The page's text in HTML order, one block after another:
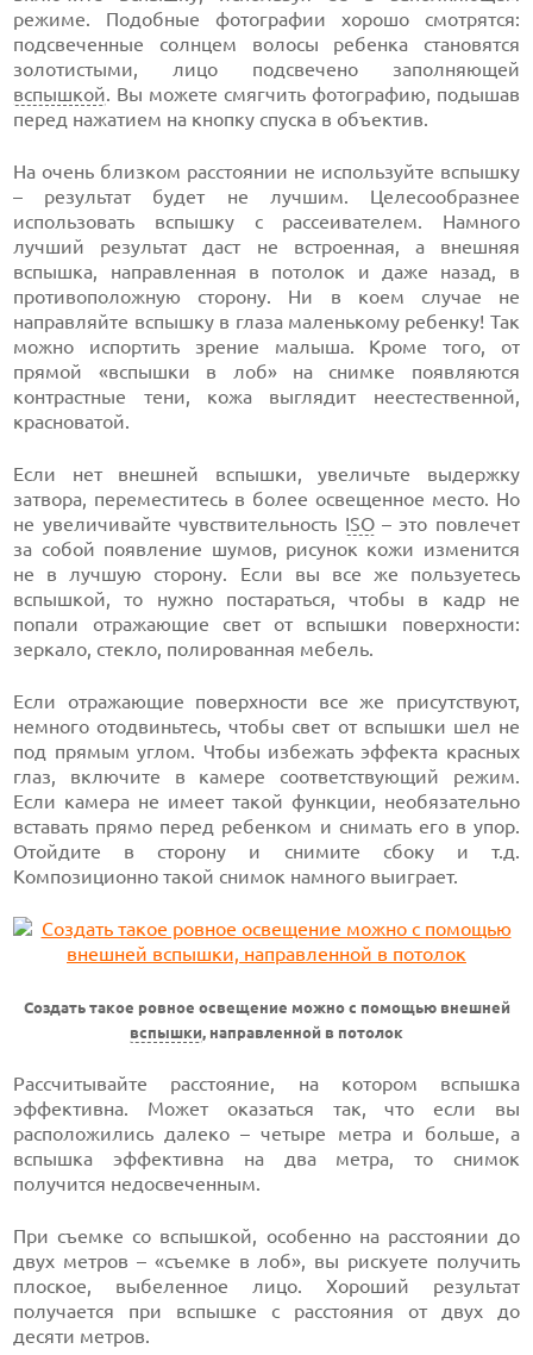
режиме. Подобные фотографии хорошо смотрятся:
подсвеченные солнцем волосы ребенка становятся
золотистыми, лицо подсвечено заполняющей
вспышкой. Вы можете смягчить фотографию, подышав
перед нажатием на кнопку спуска в объектив.
На очень близком расстоянии не используйте вспышку
– результат будет не лучшим. Целесообразнее
использовать вспышку с рассеивателем. Намного
лучший результат даст не встроенная, а внешняя
вспышка, направленная в потолок и даже назад, в
противоположную сторону. Ни в коем случае не
направляйте вспышку в глаза маленькому ребенку! Так
можно испортить зрение малыша. Кроме того, от
прямой «вспышки в лоб» на снимке появляются
контрастные тени, кожа выглядит неестественной,
красноватой.
Если нет внешней вспышки, увеличьте выдержку
затвора, переместитесь в более освещенное место. Но
не увеличивайте чувствительность ISO– это повлечет
за собой появление шумов, рисунок кожи изменится
не в лучшую сторону. Если вы все же пользуетесь
вспышкой, то нужно постараться, чтобы в кадр не
попали отражающие свет от вспышки поверхности:
зеркало, стекло, полированная мебель.
Если отражающие поверхности все же присутствуют,
немного отодвиньтесь, чтобы свет от вспышки шел не
под прямым углом. Чтобы избежать эффекта красных
глаз, включите в камере соответствующий режим.
Если камера не имеет такой функции, необязательно
вставать прямо перед ребенком и снимать его в упор.
Отойдите в сторону и снимите сбоку и т.д.
Композиционно такой снимок намного выиграет.
Создать такое ровное освещение можно с помощью внешней
вспышки, направленной в потолок
Рассчитывайте расстояние, на котором вспышка
эффективна. Может оказаться так, что если вы
расположились далеко – четыре метра и больше, а
вспышка эффективна на два метра, то снимок
получится недосвеченным.
При съемке со вспышкой, особенно на расстоянии до
двух метров – «съемке в лоб», вы рискуете получить
плоское, выбеленное лицо. Хороший результат
получается при вспышке с расстояния от двух до
десяти метров.